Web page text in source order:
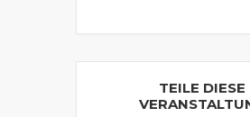
TEILE DIESE